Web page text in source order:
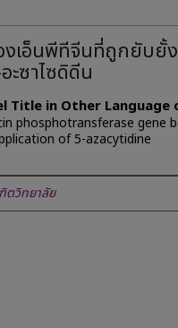
เอ็นพีทีจีนที่ถูกยับยั้ง
ะซาไซดิดีน
Title in Other Language
phosphotransferase gene
of 5-azacytidine
วิทยาลัย